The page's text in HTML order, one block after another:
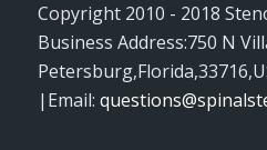
Copyright 2010 - 2018
Business Address:750 N
Petersburg,Florida,33716,
|Email: